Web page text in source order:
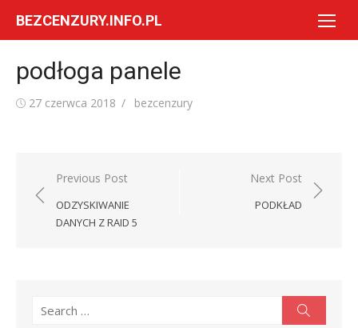
BEZCENZURY.INFO.PL
podłoga panele
Posted
27 czerwca 2018 Author
bezcenzury
Nawigacja
wpisu
Previous Post
ODZYSKIWANIE
DANYCH Z RAID 5
Next Post
PODKŁAD
Search